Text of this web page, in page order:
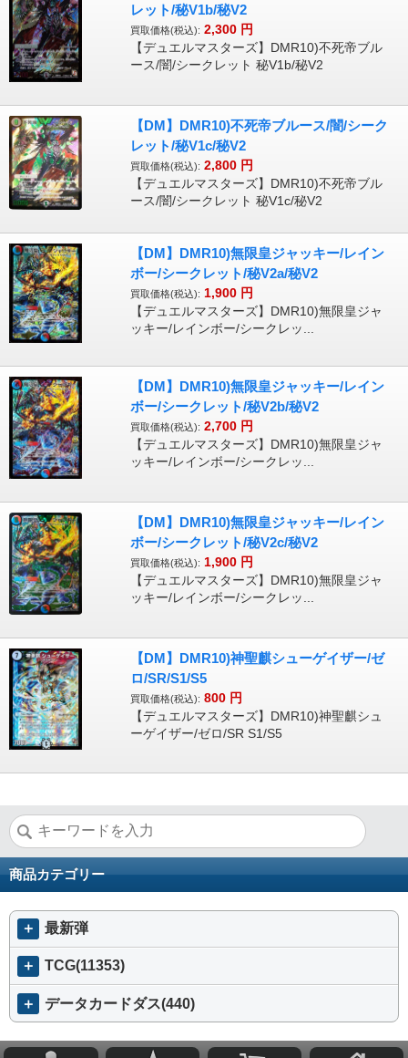
レット/秘V1b/秘V2
買取価格(税込): 2,300 円
【デュエルマスターズ】DMR10)不死帝ブル
ース/闇/シークレット 秘V1b/秘V2
【DM】DMR10)不死帝ブルース/闇/シーク
レット/秘V1c/秘V2
買取価格(税込): 2,800 円
【デュエルマスターズ】DMR10)不死帝ブル
ース/闇/シークレット 秘V1c/秘V2
【DM】DMR10)無限皇ジャッキー/レイン
ボー/シークレット/秘V2a/秘V2
買取価格(税込): 1,900 円
【デュエルマスターズ】DMR10)無限皇ジャ
ッキー/レインボー/シークレッ...
【DM】DMR10)無限皇ジャッキー/レイン
ボー/シークレット/秘V2b/秘V2
買取価格(税込): 2,700 円
【デュエルマスターズ】DMR10)無限皇ジャ
ッキー/レインボー/シークレッ...
【DM】DMR10)無限皇ジャッキー/レイン
ボー/シークレット/秘V2c/秘V2
買取価格(税込): 1,900 円
【デュエルマスターズ】DMR10)無限皇ジャ
ッキー/レインボー/シークレッ...
【DM】DMR10)神聖麒シューゲイザー/ゼ
ロ/SR/S1/S5
買取価格(税込): 800 円
【デュエルマスターズ】DMR10)神聖麒シュ
ーゲイザー/ゼロ/SR S1/S5
商品カテゴリー
＋ 最新弾
＋ TCG(11353)
＋ データカードダス(440)